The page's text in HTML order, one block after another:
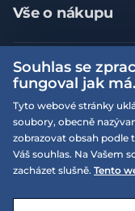
Vše o nákupu
Jak nakupovat
Nejčastější
Doprava a platba
Vrácení a
Reklamace
Velikostní
Více informací
Obchodní
Podmínky
On-line katalogy
Naše prodejny
EQS Rudná
E-shop vytvořila a
Souhlas se
fungoval jak má.
Tyto webové stránky
soubory, obecně
zobrazovat obsah podle
Váš souhlas. Na Vašem
zacházet slušně. Tento